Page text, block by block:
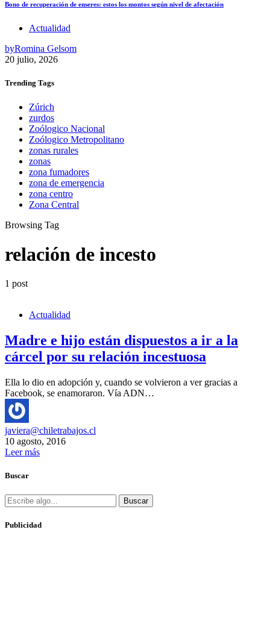
Bono de recuperación de enseres: estos los montos según nivel de afectación
Actualidad
byRomina Gelsom
20 julio, 2026
Trending Tags
Zúrich
zurdos
Zoólogico Nacional
Zoólogico Metropolitano
zonas rurales
zonas
zona fumadores
zona de emergencia
zona centro
Zona Central
Browsing Tag
relación de incesto
1 post
Actualidad
Madre e hijo están dispuestos a ir a la
cárcel por su relación incestuosa
Ella lo dio en adopción y, cuando se volvieron a ver gracias a
Facebook, se enamoraron. Vía ADN…
javiera@chiletrabajos.cl
10 agosto, 2016
Leer más
Buscar
Buscar
Publicidad